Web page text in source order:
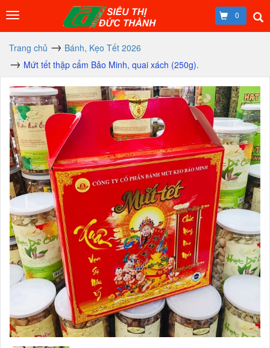
0
Trang chủ
Bánh, Kẹo Tết 2026
Mứt tết thập cẩm Bảo Minh, quai xách (250g).